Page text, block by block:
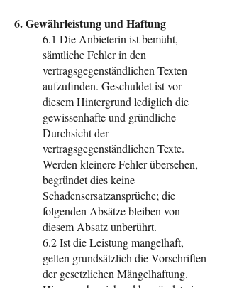
6. Gewährleistung und Haftung
6.1 Die Anbieterin ist bemüht,
sämtliche Fehler in den
vertragsgegenständlichen Texten
aufzufinden. Geschuldet ist vor
diesem Hintergrund lediglich die
gewissenhafte und gründliche
Durchsicht der
vertragsgegenständlichen Texte.
Werden kleinere Fehler übersehen,
begründet dies keine
Schadensersatzansprüche; die
folgenden Absätze bleiben von
diesem Absatz unberührt.
6.2 Ist die Leistung mangelhaft,
gelten grundsätzlich die Vorschriften
der gesetzlichen Mängelhaftung.